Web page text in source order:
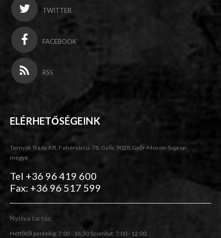
TWITTER
FACEBOOK
RSS
ELÉRHETŐSÉGEINK
Ternyák Trade Kft, Fehérvári u. 78. Győr, 9028,Győr-Moson-Sopron
megye
Tel +36 96 419 600
Fax: +36 96 517 599
Nyitva tartás:
Hétfőtől péntekig: 7:00 - 16:30 Szombat: 7:00 - 12:00